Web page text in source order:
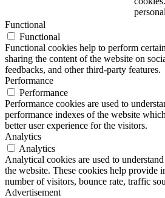
Functional
Functional
Functional cookies help to perform
sharing the content of the website on
feedbacks, and other third-party features.
Performance
Performance
Performance cookies are used to
performance indexes of the website
better user experience for the visitors.
Analytics
Analytics
Analytical cookies are used to
the website. These cookies help provide
number of visitors, bounce rate, traffic
Advertisement